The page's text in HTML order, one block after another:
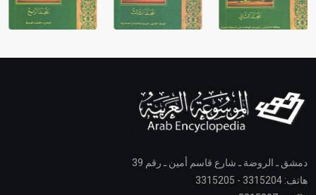
دمشق ـ الروضة ـ شارع قاسم أمين ـ رقم 39
هاتف: 3315204 - 3315205